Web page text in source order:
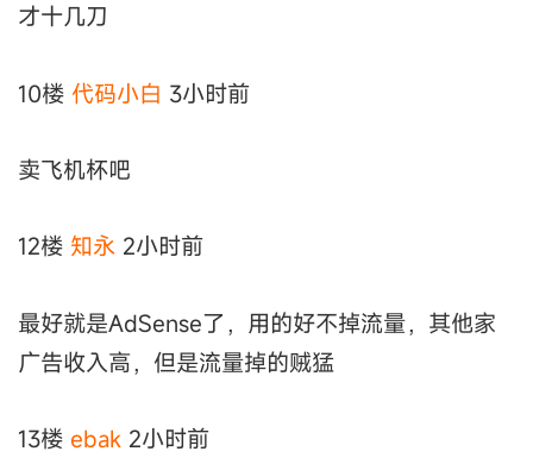
才十几刀
10楼 代码小白 3小时前
卖飞机杯吧
12楼 知永 2小时前
最好就是AdSense了，用的好不掉流量，其他家
广告收入高，但是流量掉的贼猛
13楼 ebak 2小时前